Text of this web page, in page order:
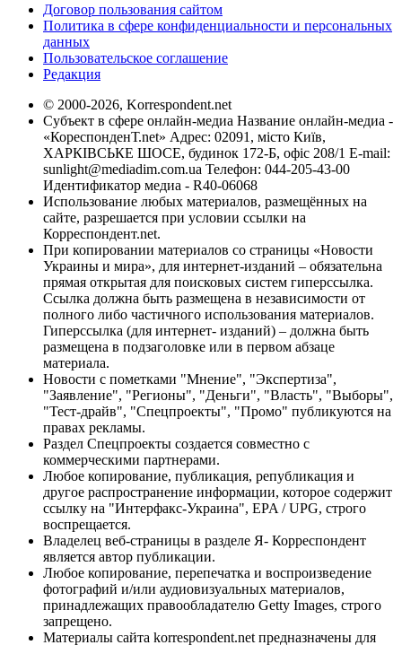
Договор пользования сайтом
Политика в сфере конфиденциальности и персональных
данных
Пользовательское соглашение
Редакция
© 2000-2026, Korrespondent.net
Субъект в сфере онлайн-медиа Название онлайн-медиа -
«КореспонденТ.net» Адрес: 02091, місто Київ,
ХАРКІВСЬКЕ ШОСЕ, будинок 172-Б, офіс 208/1 E-mail:
sunlight@mediadim.com.ua Телефон: 044-205-43-00
Идентификатор медиа - R40-06068
Использование любых материалов, размещённых на
сайте, разрешается при условии ссылки на
Корреспондент.net.
При копировании материалов со страницы «Новости
Украины и мира», для интернет-изданий – обязательна
прямая открытая для поисковых систем гиперссылка.
Ссылка должна быть размещена в независимости от
полного либо частичного использования материалов.
Гиперссылка (для интернет- изданий) – должна быть
размещена в подзаголовке или в первом абзаце
материала.
Новости с пометками "Мнение", "Экспертиза",
"Заявление", "Регионы", "Деньги", "Власть", "Выборы",
"Тест-драйв", "Спецпроекты", "Промо" публикуются на
правах рекламы.
Раздел Спецпроекты создается совместно с
коммерческими партнерами.
Любое копирование, публикация, републикация и
другое распространение информации, которое содержит
ссылку на "Интерфакс-Украина", EPA / UPG, строго
воспрещается.
Владелец веб-страницы в разделе Я- Корреспондент
является автор публикации.
Любое копирование, перепечатка и воспроизведение
фотографий и/или аудиовизуальных материалов,
принадлежащих правообладателю Getty Images, строго
запрещено.
Материалы сайта korrespondent.net предназначены для